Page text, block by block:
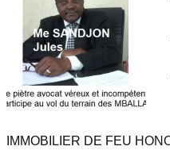
IMMOBILIER DE FEU